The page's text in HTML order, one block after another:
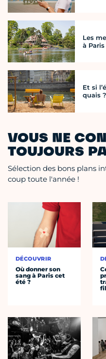
Les
à Paris
Et si
quais ?
VOUS NE
TOUJOURS
Sélection des bons plans
coup toute l'année !
DÉCOUVRIR
Où donner son
sang à Paris cet
été ?